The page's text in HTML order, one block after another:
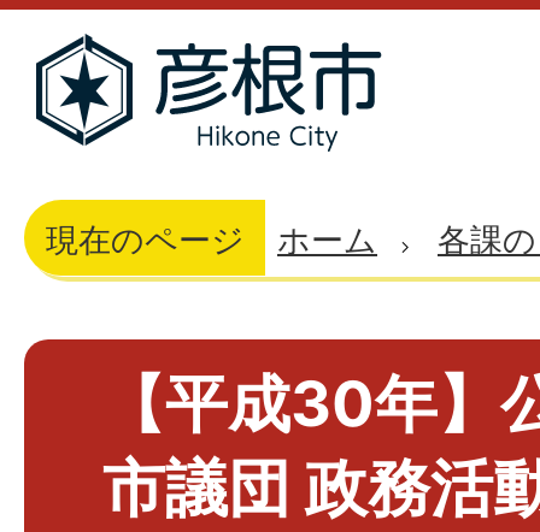
現在のページ ホーム 各課
【平成30年】
市議団 政務活